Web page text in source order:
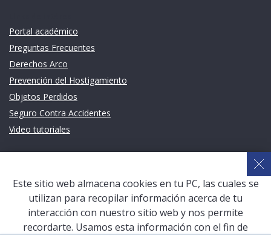
Portal académico
Preguntas Frecuentes
Derechos Arco
Prevención del Hostigamiento
Objetos Perdidos
Seguro Contra Accidentes
Video tutoriales
Sistema de Gestión Académica (SGA)
Defensoría Universitaria
Terceros vinculados
Este sitio web almacena cookies en tu PC, las cuales se
utilizan para recopilar información acerca de tu
interacción con nuestro sitio web y nos permite
recordarte. Usamos esta información con el fin de